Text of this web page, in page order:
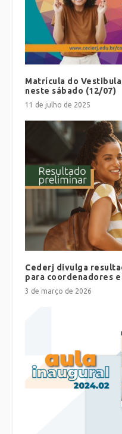
Matrícula do
neste sábado (12/07)
11 de julho de 2025
Cederj divulga
para coordenadores
3 de março de 2026